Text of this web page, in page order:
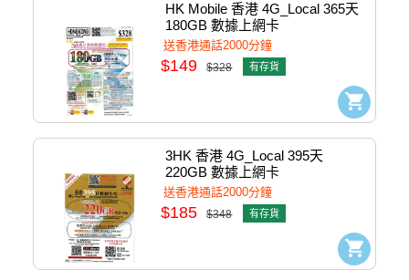
HK Mobile 香港 4G_Local 365天
180GB 數據上網卡
#4897133225174
送香港通話2000分鐘
$149 $328 有存貨
3HK 香港 4G_Local 395天
220GB 數據上網卡
#4897133220063
送香港通話2000分鐘
$185 $348 有存貨